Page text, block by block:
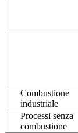
Combustione
industriale
Processi senza
combustione